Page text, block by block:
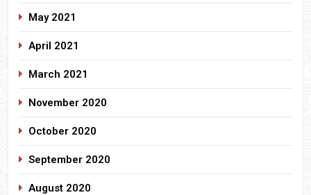
May 2021
April 2021
March 2021
November 2020
October 2020
September 2020
August 2020